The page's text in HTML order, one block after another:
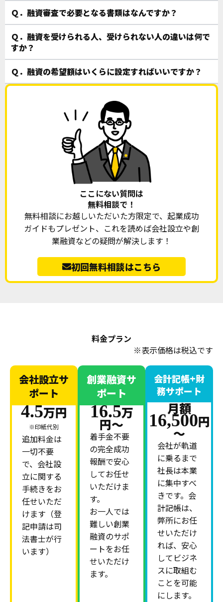
Ｑ．融資審査で必要となる書類はなんですか？
Ｑ．融資を受けられる人、受けられない人の違いは何で
すか？
Ｑ．融資の希望額はいくらに設定すればいいですか？
ここにない質問は
無料相談で！
無料相談にお越しいただいた方限定で、起業成功
ガイドもプレゼント、これを読めば会社設立や創
業融資などの疑問が解決します！
初回無料相談はこちら
料金プラン
※表示価格は税込です
会社設立サ
ポート
4.5万円
※印紙代別
追加料金は
一切不要
で、会社設
立に関する
手続きをお
任せいただ
けます（登
記申請は司
法書士が行
います）
創業融資サ
ポート
16.5万
円〜
着手金不要
の完全成功
報酬で安心
してお任せ
いただけま
す。
お一人では
難しい創業
融資のサポ
ートをお任
せいただけ
ます。
会計記帳+財
務サポート
月額
16,500円
～
会社が軌道
に乗るまで
社長は本業
に集中すべ
きです。会
計記帳は、
弊所にお任
せいただけ
れば、安心
してビジネ
スに取組む
ことを可能
にします。